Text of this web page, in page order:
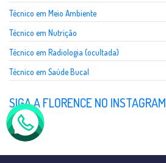
Técnico em Meio Ambiente
Técnico em Nutrição
Técnico em Radiologia (ocultada)
Técnico em Saúde Bucal
SIGA A FLORENCE NO INSTAGRAM